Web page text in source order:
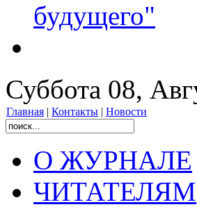
будущего"
Суббота 08,
Главная | Контакты | Новости
О ЖУРНАЛЕ
ЧИТАТЕЛЯМ